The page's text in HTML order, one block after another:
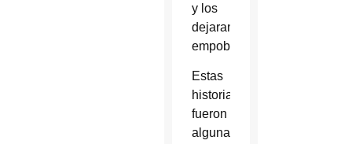
y los
dejaran
empobrecidos.
Estas
historias
fueron
algunas